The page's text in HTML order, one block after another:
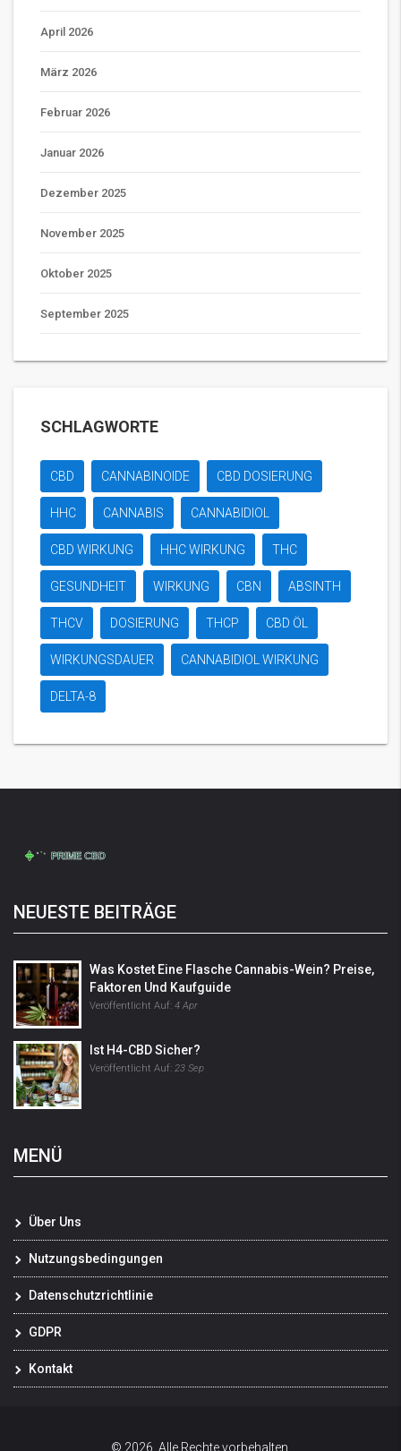
April 2026
März 2026
Februar 2026
Januar 2026
Dezember 2025
November 2025
Oktober 2025
September 2025
SCHLAGWORTE
CBD CANNABINOIDE CBD DOSIERUNG
HHC CANNABIS CANNABIDIOL
CBD WIRKUNG HHC WIRKUNG THC
GESUNDHEIT WIRKUNG CBN ABSINTH
THCV DOSIERUNG THCP CBD ÖL
WIRKUNGSDAUER CANNABIDIOL WIRKUNG
DELTA-8
NEUESTE BEITRÄGE
Was Kostet Eine Flasche Cannabis-Wein? Preise,
Faktoren Und Kaufguide
Veröffentlicht Auf: 4 Apr
Ist H4-CBD Sicher?
Veröffentlicht Auf: 23 Sep
MENÜ
Über Uns
Nutzungsbedingungen
Datenschutzrichtlinie
GDPR
Kontakt
© 2026. Alle Rechte vorbehalten.